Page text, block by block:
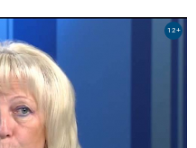
12+